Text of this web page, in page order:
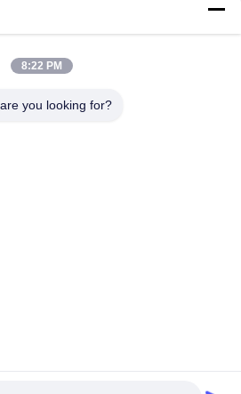
Καλή ποιότητα Ολοκληρωμένα κυκλώματα
8:22 PM
you looking for?